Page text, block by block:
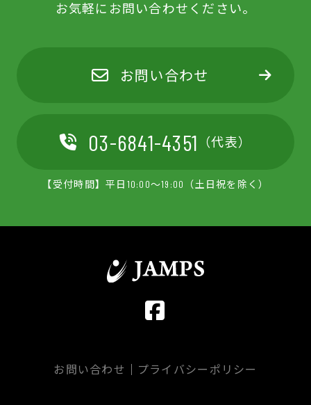
お気軽にお問い合わせください。
お問い合わせ
03-6841-4351 （代表）
【受付時間】平日10:00～19:00（土日祝を除く）
お問い合わせ プライバシーポリシー